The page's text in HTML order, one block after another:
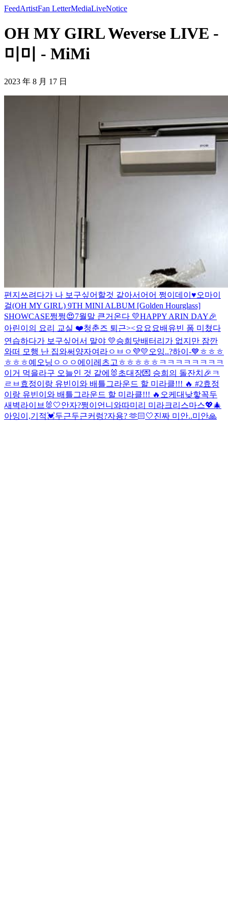
FeedArtistFan LetterMediaLiveNotice
OH MY GIRL Weverse LIVE -
미미 - MiMi
2023 年 8 月 17 日
편지쓰려다가 나 보구싶어할것 같아서어어 쩡이데이♥오마이
걸(OH MY GIRL) 9TH MINI ALBUM [Golden Hourglass]
SHOWCASE쩡쩡😍7월말 큰거온다 💛HAPPY ARIN DAY🎉
아린이의 요리 교실 ❤️청춘즈 퇴근><요요요배유빈 폼 미쳤다
연습하다가 보구싶어서 말야 💛승희닷배터리가 없지만 잠깐
와떠 모행 난 집와써 양자여라ㅇㅂㅇ 💜💛 오잉..?하이-💙 ㅎㅎㅎ
ㅎㅎㅎ예오닝 ㅇㅇㅇ 에이 레츠고 ㅎㅎㅎㅎㅎ ㅋㅋㅋㅋㅋㅋㅋㅋ
이거 먹을라구 오늘인 것 같에🐰 초대장💌 승희의 돌잔치🎉 ㅋ
ㄹㅂ 효정이랑 유빈이와 배틀그라운드 할 미라클!!! 🔥 #2효정
이랑 유빈이와 배틀그라운드 할 미라클!!! 🔥 오케 대낮핳꼭두
새벽라이브 🐰🤍안자?쩡이언니와따미리 미라크리스마스💖🎄
아잉이,기적💓두근두근커렁?자용? 🫶🏻🤍진짜 미안..미안🙏